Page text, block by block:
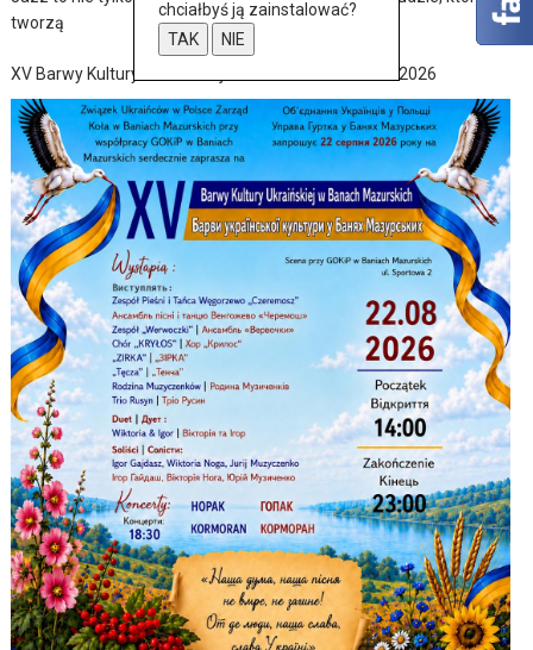
tworzą
XV Barwy Kultury Ukraińskiej w Baniach Mazurskich 2026
chciałbyś ją zainstalować?
TAK
NIE